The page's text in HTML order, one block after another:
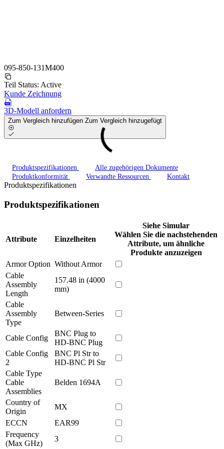
095-850-131M400
Teil Status: Active
Kunde Zeichnung
3D-Modell anfordern
Zum Vergleich hinzufügen Zum Vergleich hinzugefügt
Produktspezifikationen
Alle zugehörigen Dokumente
Produktkonformität
Verwandte Ressourcen Kontakt
Produktspezifikationen
Produktspezifikationen
Attribute Einzelheiten
Siehe Simular
Wählen Sie die nachstehenden
Attribute, um ähnliche
Produkte anzuzeigen
Armor Option Without Armor
Cable
Assembly
Length
157.48 in (4000
mm)
Cable
Assembly
Type
Between-Series
Cable Config
BNC Plug to
HD-BNC Plug
Cable Config
2
BNC Pl Str to
HD-BNC Pl Str
Cable Type
Cable
Assemblies
Belden 1694A
Country of
Origin
MX
ECCN
EAR99
Frequency
(Max GHz)
3